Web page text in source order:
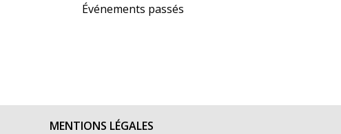
Événements passés
MENTIONS LÉGALES